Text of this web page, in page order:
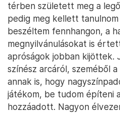
térben született meg a
pedig meg kellett
beszéltem fennhangon, a
megnyilvánulásokat is
apróságok jobban kijöttek.
színész arcáról, szeméből
annak is, hogy
játékom, be tudom építeni
hozzáadott. Nagyon